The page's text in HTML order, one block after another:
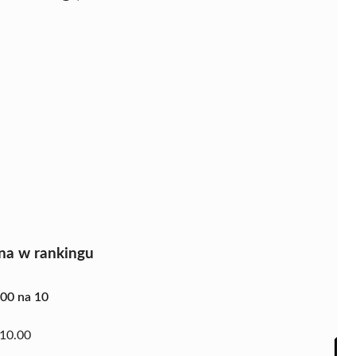
w rankingu
na 10
10.00